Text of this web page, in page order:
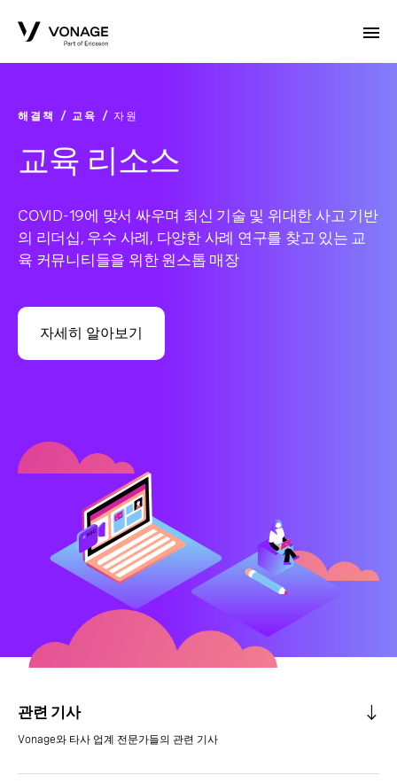
해결책 교육 자원
교육 리소스
COVID-19에 맞서 싸우며 최신 기술 및 위대한 사고 기반
의 리더십, 우수 사례, 다양한 사례 연구를 찾고 있는 교
육 커뮤니티들을 위한 원스톱 매장
자세히 알아보기
관련 기사
Vonage와 타사 업계 전문가들의 관련 기사